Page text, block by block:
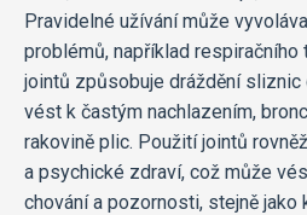
Pravidelné užívání může
problémů, například respiračního
jointů způsobuje dráždění sliznic
vést k častým nachlazením,
rakovině plic. Použití jointů
a psychické zdraví, což může
chování a pozornosti, stejně jako